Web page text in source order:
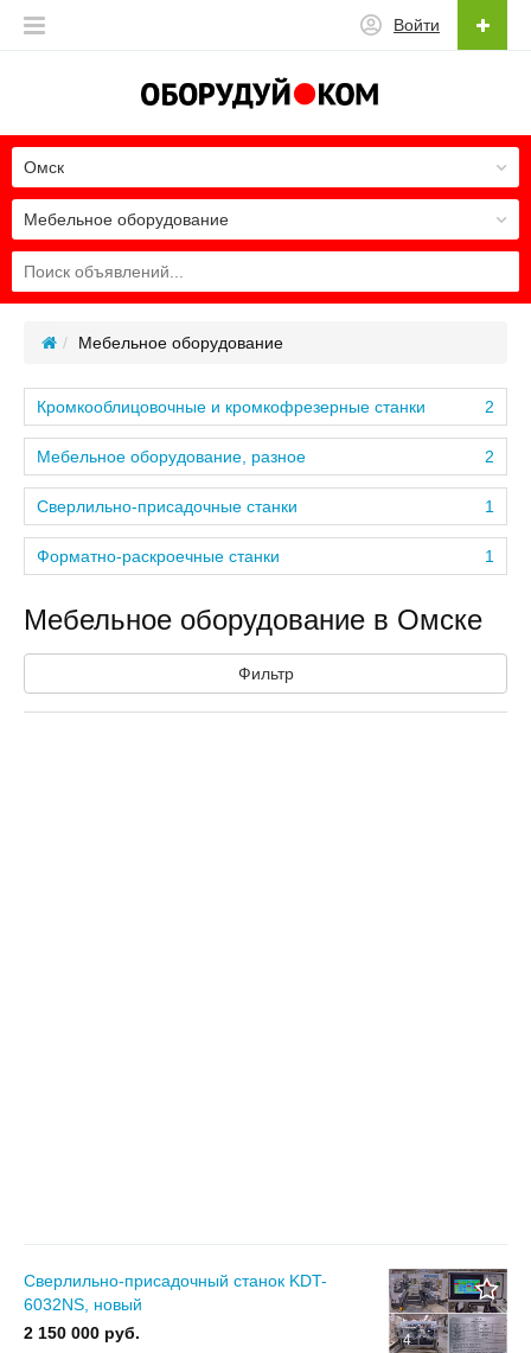
Войти
Мебельное оборудование
Омск
Мебельное оборудование
2
Кромкооблицовочные и кромкофрезерные станки
2
Мебельное оборудование, разное
1
Сверлильно-присадочные станки
1
Форматно-раскроечные станки
Мебельное оборудование в Омске
Фильтр
4
Сверлильно-присадочный станок KDT-
6032NS, новый
2 150 000 руб.